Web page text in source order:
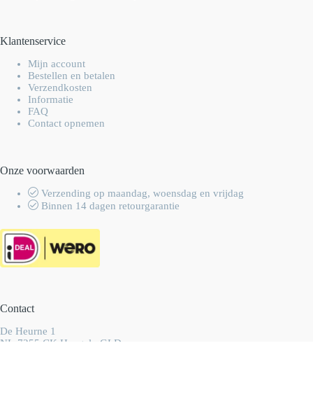
Klantenservice
Mijn account
Bestellen en betalen
Verzendkosten
Informatie
FAQ
Contact opnemen
Onze voorwaarden
Verzending op maandag, woensdag en vrijdag
Binnen 14 dagen retourgarantie
Contact
De Heurne 1
NL-7255 CK Hengelo GLD